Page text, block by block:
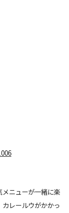
ニューが一緒に楽
レールウがかかっ